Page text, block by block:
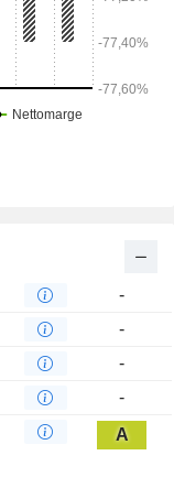
-
-
-
-
A